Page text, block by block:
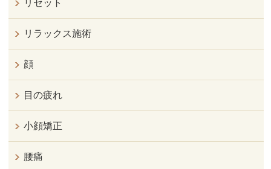
リセット
リラックス施術
顔
目の疲れ
小顔矯正
腰痛